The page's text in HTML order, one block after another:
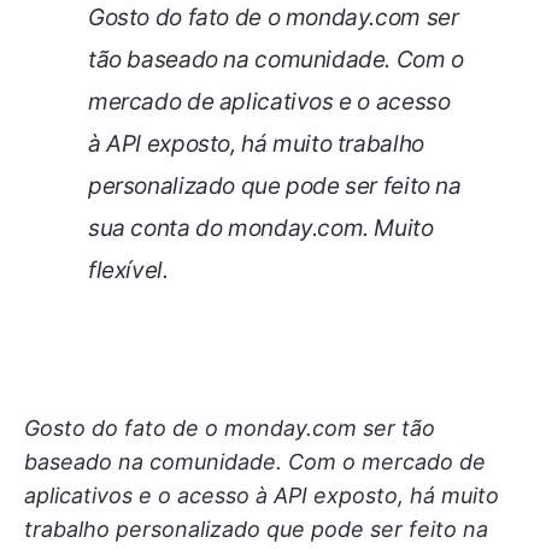
Gosto do fato de o monday.com ser
tão baseado na comunidade. Com o
mercado de aplicativos e o acesso
à API exposto, há muito trabalho
personalizado que pode ser feito na
sua conta do monday.com. Muito
flexível.
Gosto do fato de o monday.com ser tão
baseado na comunidade. Com o mercado de
aplicativos e o acesso à API exposto, há muito
trabalho personalizado que pode ser feito na